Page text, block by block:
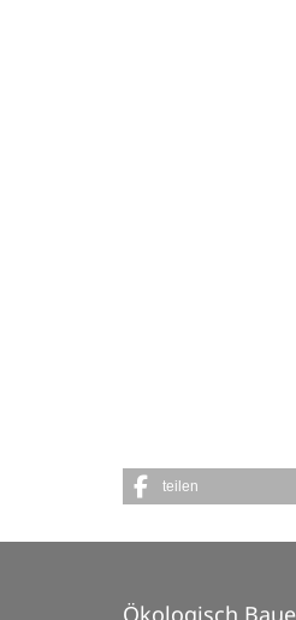
teilen
Ökologisch